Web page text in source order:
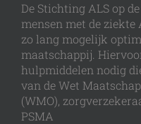
De Stichting ALS op
mensen met de ziekte
zo lang mogelijk
maatschappij.
hulpmiddelen nodig
van de Wet
(WMO),
PSMA